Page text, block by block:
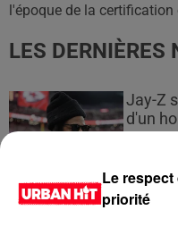
l'époque de la certification
LES DERNIÈRES
Jay-Z
d'un
Le
priorité